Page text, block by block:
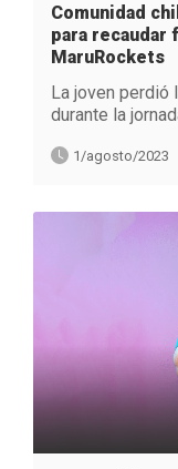
Comunidad
para recaudar
MaruRockets
La joven perdió
durante la
1/agosto/2023